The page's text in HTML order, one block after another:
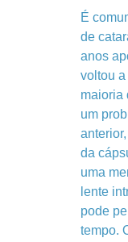
É
de
anos
voltou
maioria
um
da
uma
lente
pode
tempo.